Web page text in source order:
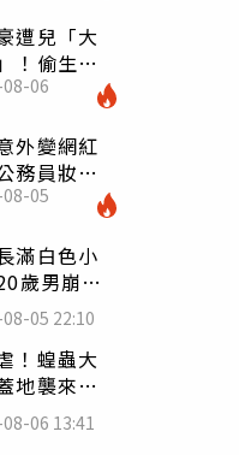
遭兒「大
！偷生子
竟盜鄰居
證落戶
06
外變網紅
務員妝容
留言 本人
妝有錯嗎
05
滿白色小
歲男崩潰
5大真相
05 22:10
！蝗蟲大
地襲來宛
驚：聖
06 13:41